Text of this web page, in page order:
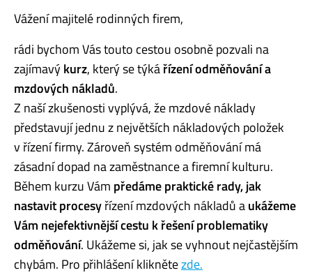
Vážení majitelé rodinných firem,
rádi bychom Vás touto cestou osobně pozvali na
zajímavýkurz, který se týkářízení odměňování a
mzdových nákladů.
Z naší zkušenosti vyplývá, že mzdové náklady
představují jednu z největších nákladových položek
v řízení firmy. Zároveň systém odměňování má
zásadní dopad na zaměstnance a firemní kulturu.
Během kurzu Vám předáme praktické rady, jak
nastavit procesyřízení mzdových nákladů aukážeme
Vám nejefektivnější cestu k řešení problematiky
odměňování. Ukážeme si, jak se vyhnout nejčastějším
chybám. Pro přihlášení kliknětezde.